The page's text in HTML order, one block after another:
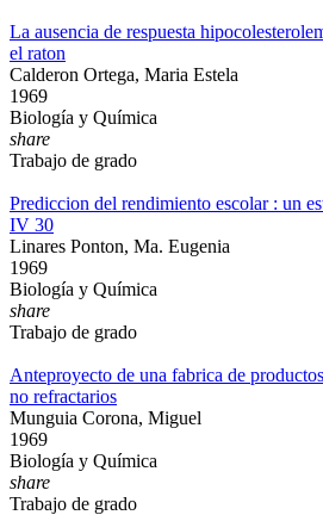
La ausencia de respuesta
el raton
Calderon Ortega, Maria Estela
1969
Biología y Química
share
Trabajo de grado
Prediccion del rendimiento escolar : un
IV 30
Linares Ponton, Ma. Eugenia
1969
Biología y Química
share
Trabajo de grado
Anteproyecto de una fabrica de
no refractarios
Munguia Corona, Miguel
1969
Biología y Química
share
Trabajo de grado